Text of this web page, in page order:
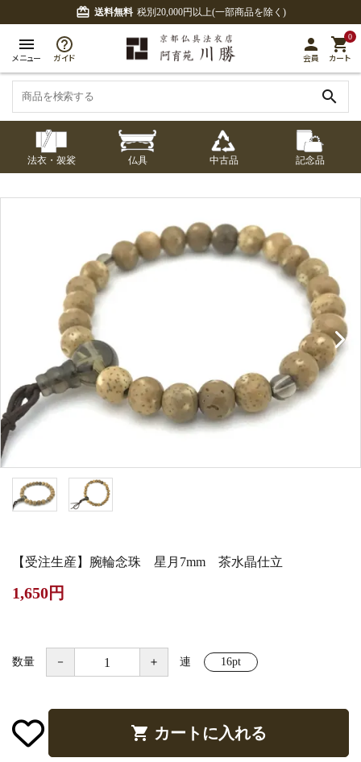
card_giftcard 送料無料 税別20,000円以上(一部商品を除く)
menu
メニュー ガイド
person
会員
0
shopping_cart
カート
search
七条袈裟
五条袈裟
色衣・裳附
黒衣・直綴
法衣・袈裟
五条袈裟 色衣・裳附
黒衣・直綴
白衣・色服
白帯・足袋 草履・はきもの
輪袈裟・畳袈裟
記念品
経本入・念珠入・式
中啓・扇子 収納
記念品・おつかいも
の
仏具
卓類・常香盤・礼盤 天蓋・瓔珞・吊金具
灯明具・灯明準備用
品
金香炉・花瓶・火立
土香炉・香炉台・香
盒
仏器・供笥・供物
きん・きん台・鳴物 ご法要用品・箱類
打敷・礼盤打敷・下
掛・水引
欄間・障子・襖・翠
簾
中古品
【受注生産】腕輪念珠 星月7mm 茶水晶仕立
1,650円
数量 － ＋ 連 16pt
shopping_cart カートに入れる